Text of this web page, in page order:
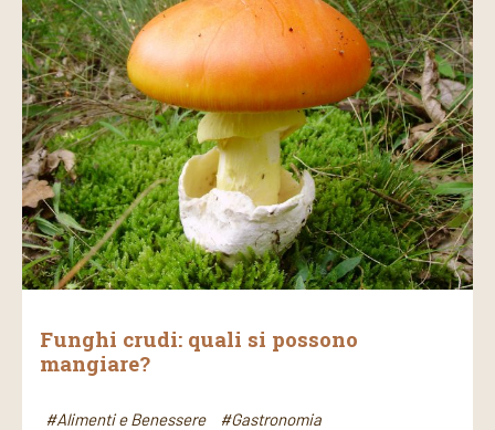
Funghi crudi: quali si possono
mangiare?
#Alimenti e Benessere #Gastronomia